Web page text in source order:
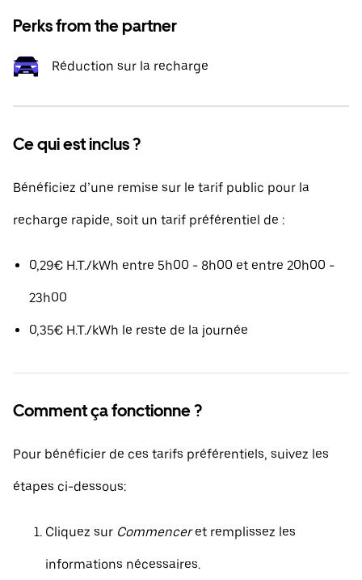
Perks from the partner
Réduction sur la recharge
Ce qui est inclus ?
Bénéficiez d’une remise sur le tarif public pour la
recharge rapide, soit un tarif préférentiel de :
0,29€ H.T./kWh entre 5h00 - 8h00 et entre 20h00 -
23h00
0,35€ H.T./kWh le reste de la journée
Comment ça fonctionne ?
Pour bénéficier de ces tarifs préférentiels, suivez les
étapes ci-dessous:
Cliquez sur Commenceret remplissez les
informations nécessaires.